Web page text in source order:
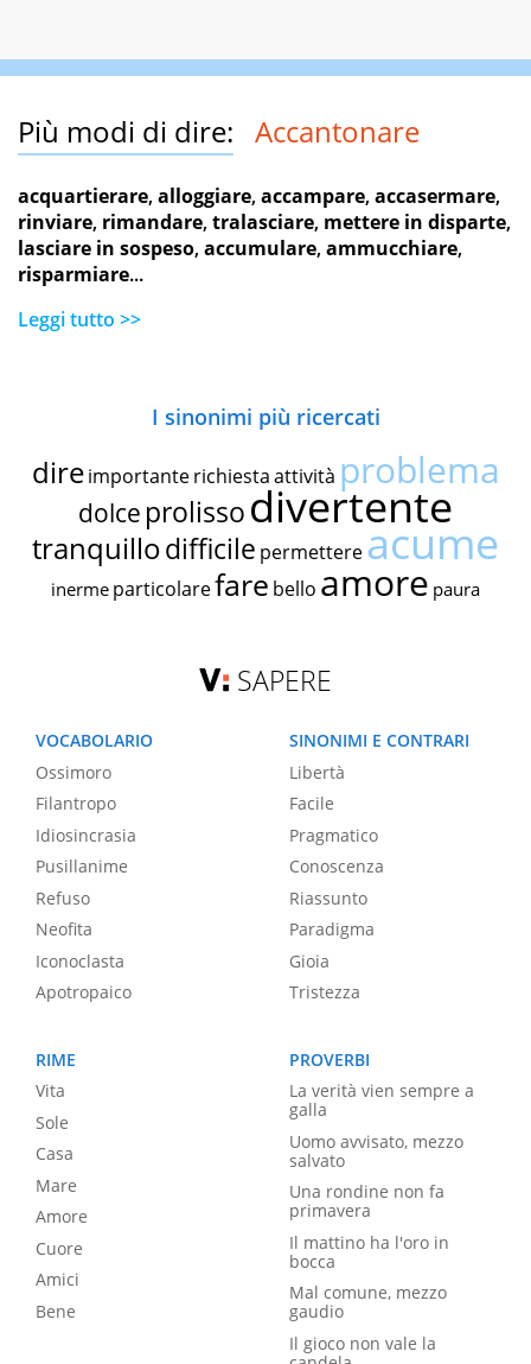
Più modi di dire: Accantonare
acquartierare,alloggiare,accampare,accasermare,
rinviare, rimandare,tralasciare, mettere in disparte,
lasciare in sospeso,accumulare,ammucchiare,
risparmiare...
Leggi tutto >>
I sinonimi più ricercati
dire importante richiestaattività problema
dolce prolissodivertente
tranquillodifficile permettereacume
inerme particolarefare bello amore paura
SAPERE
VOCABOLARIO
Ossimoro
Filantropo
Idiosincrasia
Pusillanime
Refuso
Neofita
Iconoclasta
Apotropaico
SINONIMI E CONTRARI
Libertà
Facile
Pragmatico
Conoscenza
Riassunto
Paradigma
Gioia
Tristezza
RIME
Vita
Sole
Casa
Mare
Amore
Cuore
Amici
Bene
PROVERBI
La verità vien sempre a
galla
Uomo avvisato, mezzo
salvato
Una rondine non fa
primavera
Il mattino ha l'oro in
bocca
Mal comune, mezzo
gaudio
Il gioco non vale la